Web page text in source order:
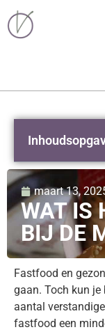
maart 13,
WAT IS
BIJ DE
Fastfood en
gaan. Toch kun je
aantal
fastfood een